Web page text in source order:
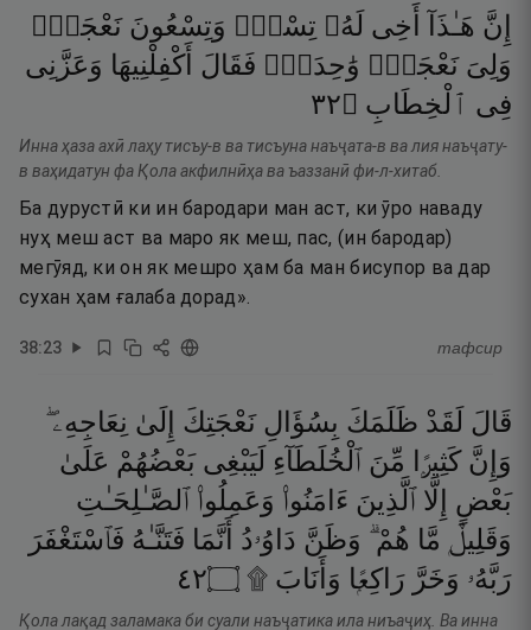
إِنَّ هَـٰذَآ أَخِى لَهُۥ تِسْعٌۭ وَتِسْعُونَ نَعْجَةًۭ
وَلِىَ نَعْجَةٌۭ وَٰحِدَةٌۭ فَقَالَ أَكْفِلْنِيهَا وَعَزَّنِى
فِى ٱلْخِطَابِ ۝٢٣
Инна ҳаза ахӣ лаҳу тисъу-в ва тисъуна наъҷата-в ва лия наъҷату-
в ваҳидатун фа Қола акфилнӣҳа ва ъаззанӣ фи-л-хитаб.
Ба дурустӣ ки ин бародари ман аст, ки ӯро наваду
нуҳ меш аст ва маро як меш, пас, (ин бародар)
мегӯяд, ки он як мешро ҳам ба ман бисупор ва дар
сухан ҳам ғалаба дорад».
38:23 тафсир
قَالَ لَقَدْ ظَلَمَكَ بِسُؤَالِ نَعْجَتِكَ إِلَىٰ نِعَاجِهِۦ ۖ
وَإِنَّ كَثِيرًۭا مِّنَ ٱلْخُلَطَآءِ لَيَبْغِى بَعْضُهُمْ عَلَىٰ
بَعْضٍ
إِلَّا ٱلَّذِينَ ءَامَنُوا۟ وَعَمِلُوا۟ ٱلصَّـٰلِحَـٰتِ
وَقَلِيلٌۭ مَّا هُمْ ۗ وَظَنَّ دَاوُۥدُ أَنَّمَا فَتَنَّـٰهُ فَٱسْتَغْفَرَ
رَبَّهُۥ وَخَرَّ رَاكِعًۭا وَأَنَابَ ۩ ۝٢٤
Қола лақад заламака би суали наъҷатика ила ниъаҷиҳ. Ва инна